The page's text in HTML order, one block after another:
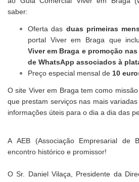
saber:
Oferta das duas primeiras
portal Viver em Braga que
Viver em Braga e promoção
de WhatsApp associados à
Preço especial mensal de 10
O site Viver em Braga tem como
que prestam serviços nas mais
informações úteis para o dia a dia das
A AEB (Associação Empresarial de
encontro histórico e promissor!
O Sr. Daniel Vilaça, Presidente da